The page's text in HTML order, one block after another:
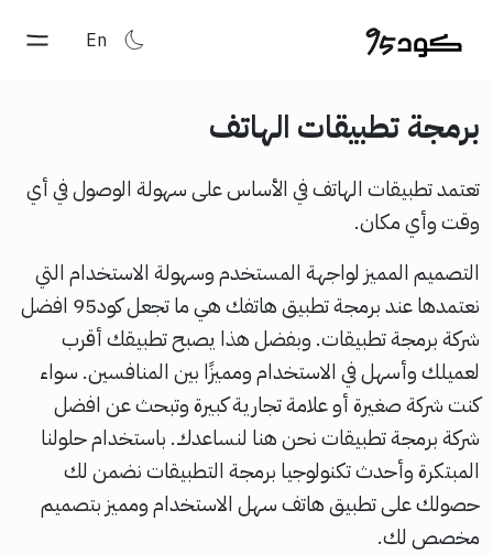
En
برمجة تطبيقات الهاتف
تعتمد تطبيقات الهاتف في الأساس على سهولة الوصول في أي
وقت وأي مكان.
التصميم المميز لواجهة المستخدم وسهولة الاستخدام التي
نعتمدها عند برمجة تطبيق هاتفك هي ما تجعل كود95 افضل
شركة برمجة تطبيقات. وبفضل هذا يصبح تطبيقك أقرب
لعميلك وأسهل في الاستخدام ومميزًا بين المنافسين. سواء
كنت شركة صغيرة أو علامة تجارية كبيرة وتبحث عن افضل
شركة برمجة تطبيقاتنحن هنا لنساعدك. باستخدام حلولنا
المبتكرة وأحدث تكنولوجيا برمجة التطبيقات نضمن لك
حصولك على تطبيق هاتف سهل الاستخدام ومميز بتصميم
مخصص لك.